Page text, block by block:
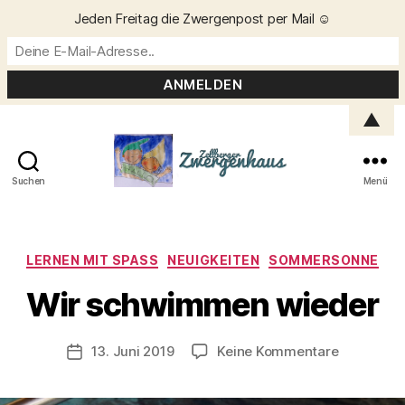
Suchen Menü
Kategorien
LERNEN MIT SPASS NEUIGKEITEN SOMMERSONNE
Wir schwimmen wieder
Beitragsautor
V
n
C
h
ri
Veröffentlichungsdatum
13. Juni 2019 Keine Kommentarezu
Jeden Freitag die Zwergenpost per Mail ☺️
▲